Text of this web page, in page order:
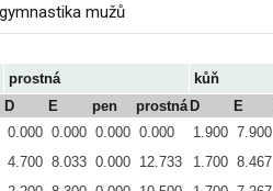
mužů
prostná kůň
D E pen prostná D E
0.000 0.000 0.000 0.000 1.900 7.900
4.700 8.033 0.000 12.733 1.700 8.467